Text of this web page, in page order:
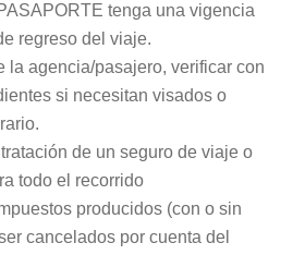
tenga una vigencia
regreso del viaje.
la agencia/pasajero, verificar con
si necesitan visados o
de un seguro de viaje o
todo el recorrido
producidos (con o sin
cancelados por cuenta del